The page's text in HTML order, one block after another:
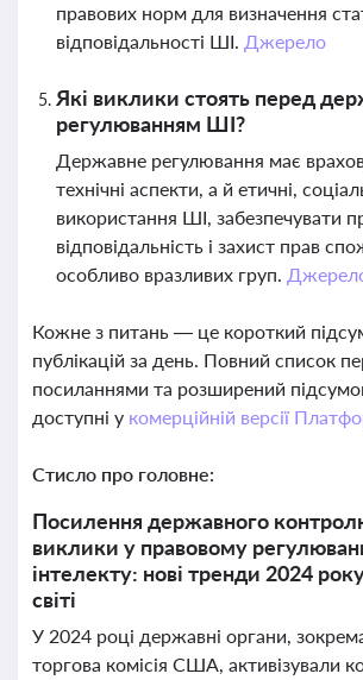
правових норм для визначення
відповідальності ШІ. Джерело
Які виклики стоять перед
регулюванням ШІ?
Державне регулювання має
технічні аспекти, а й етичні,
використання ШІ, забезпечувати
відповідальність і захист прав
особливо вразливих груп.
Кожне з питань — це короткий
публікацій за день. Повний список
посиланнями та розширений
доступні у комерційній версії
Стисло про головне:
Посилення державного
виклики у правовому
інтелекту: нові тренди 2024
світі
У 2024 році державні органи,
торгова комісія США, активізували